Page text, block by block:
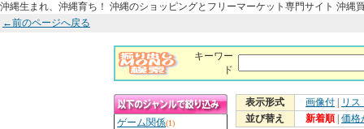
沖縄生まれ、沖縄育ち！ 沖縄のショッピングとフリーマーケット専門サイト 沖縄
←前のページへ戻る
キーワー
ド
ゲーム関係(1)
表示形式 画像付
リス
並び替え
新着順 価格